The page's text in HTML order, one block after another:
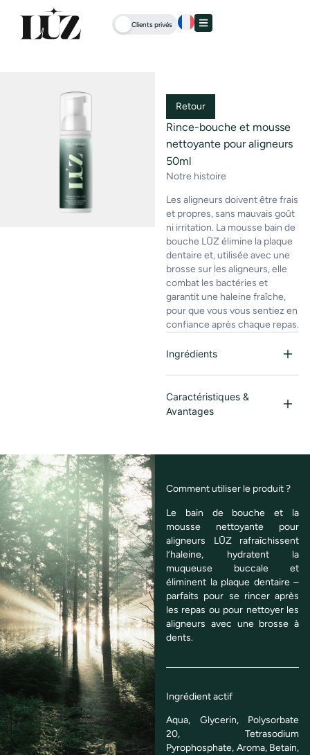
Clients privés
Retour
Rince-bouche et mousse
nettoyante pour aligneurs
50ml
Notre histoire
Les aligneurs doivent être frais
et propres, sans mauvais goût
ni irritation. La mousse bain de
bouche LŪZ élimine la plaque
dentaire et, utilisée avec une
brosse sur les aligneurs, elle
combat les bactéries et
garantit une haleine fraîche,
pour que vous vous sentiez en
confiance après chaque repas.
Ingrédients
Caractéristiques &
Avantages
Comment utiliser le produit ?
Le bain de bouche et la
mousse nettoyante pour
aligneurs LŪZ rafraîchissent
l’haleine, hydratent la
muqueuse buccale et
éliminent la plaque dentaire –
parfaits pour se rincer après
les repas ou pour nettoyer les
aligneurs avec une brosse à
dents.
Ingrédient actif
Aqua, Glycerin, Polysorbate
20, Tetrasodium
Pyrophosphate, Aroma, Betain,